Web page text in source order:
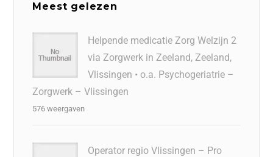
Meest gelezen
Helpende medicatie Zorg Welzijn 2
via Zorgwerk in Zeeland, Zeeland,
Vlissingen • o.a. Psychogeriatrie –
Zorgwerk – Vlissingen
576 weergaven
Operator regio Vlissingen – Pro